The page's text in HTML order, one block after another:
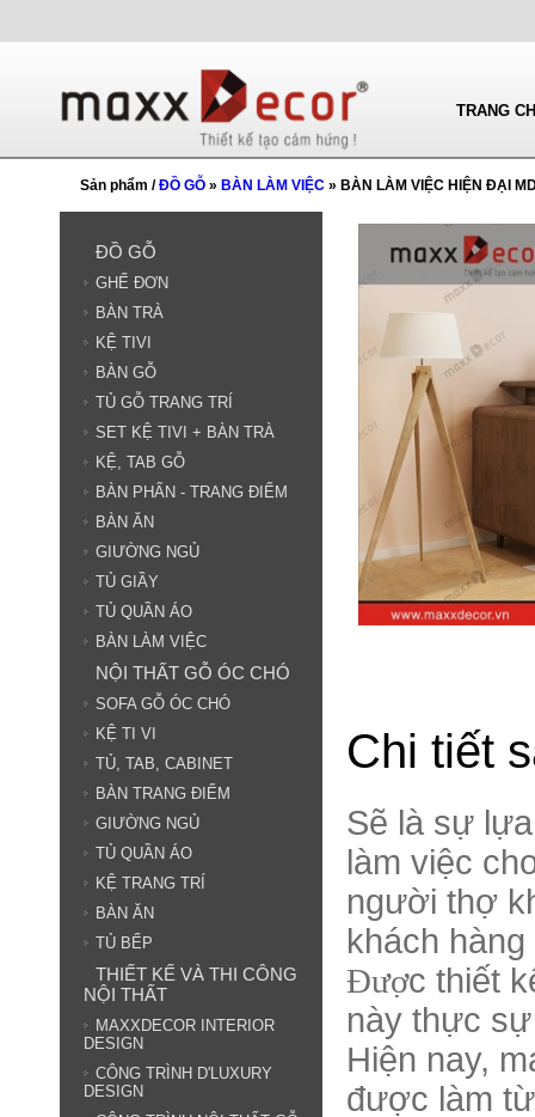
TRANG
Sản phẩm /ĐỒ GỖ » BÀN LÀM VIỆC » BÀN LÀM VIỆC HIỆN ĐẠI
Chi tiết
Sẽ là sự
làm việc
người thợ
khách
Được thiết
này thực
Hiện nay,
được làm
ĐỒ GỖ
GHẾ ĐƠN
BÀN TRÀ
KỆ TIVI
BÀN GỖ
TỦ GỖ TRANG TRÍ
SET KỆ TIVI + BÀN TRÀ
KỆ, TAB GỖ
BÀN PHẤN - TRANG ĐIỂM
BÀN ĂN
GIƯỜNG NGỦ
TỦ GIẦY
TỦ QUẦN ÁO
BÀN LÀM VIỆC
NỘI THẤT GỖ ÓC CHÓ
SOFA GỖ ÓC CHÓ
KỆ TI VI
TỦ, TAB, CABINET
BÀN TRANG ĐIỂM
GIƯỜNG NGỦ
TỦ QUẦN ÁO
KỆ TRANG TRÍ
BÀN ĂN
TỦ BẾP
THIẾT KẾ VÀ THI CÔNG
NỘI THẤT
MAXXDECOR INTERIOR
DESIGN
CÔNG TRÌNH D'LUXURY
DESIGN